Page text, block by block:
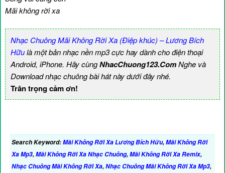
Mãi không rời xa
Nhạc Chuông Mãi Không Rời Xa (Điệp khúc) – Lương Bích
Hữulà một bản nhạc nền mp3 cực hay dành cho điện thoại
Android, iPhone. Hãy cùngNhacChuong123.ComNghe và
Download nhạc chuông bài hát này dưới đây nhé.
Trân trọng cảm ơn!
Search Keyword:Mãi Không Rời Xa Lương Bích Hữu,Mãi Không Rời
Xa Mp3,Mãi Không Rời Xa Nhạc Chuông,Mãi Không Rời Xa Remix,
Nhạc Chuông Mãi Không Rời Xa,Nhạc Chuông Mãi Không Rời Xa Mp3,